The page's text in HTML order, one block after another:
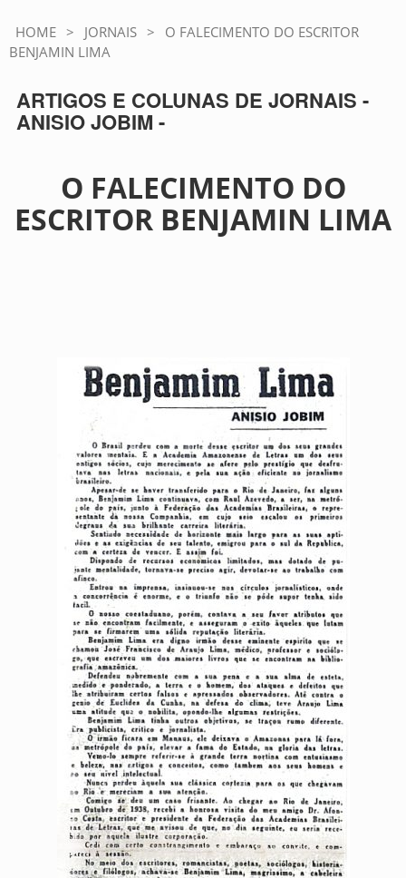
HOME > JORNAIS >
O FALECIMENTO DO ESCRITOR
BENJAMIN LIMA
ARTIGOS E COLUNAS DE JORNAIS -
ANISIO JOBIM -
O FALECIMENTO DO
ESCRITOR BENJAMIN LIMA